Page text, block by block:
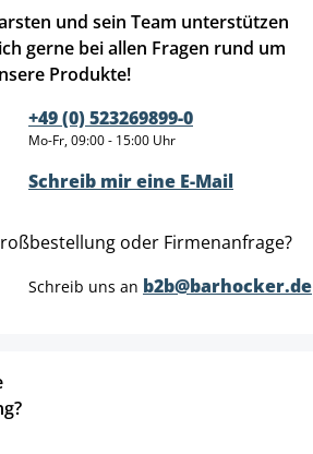
und sein Team unterstützen
gerne bei allen Fragen rund um
Produkte!
+49 (0) 523269899-0
Mo-Fr, 09:00 - 15:00 Uhr
Schreib mir eine E-Mail
oder Firmenanfrage?
Schreib uns an b2b@barhocker.de